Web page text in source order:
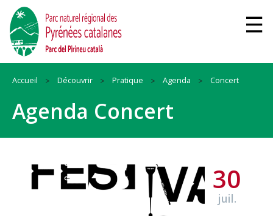
Accueil Découvrir Pratique Agenda Concert
Agenda Concert
30
juil.